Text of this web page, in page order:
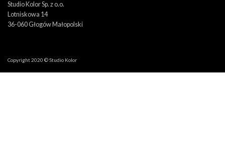
Studio Kolor Sp. z o.o.
Lotniskowa 14
36-060 Głogów Małopolski
Copyright 2020 © Studio Kolor